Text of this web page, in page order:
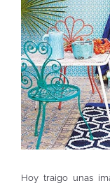
Hoy traigo unas